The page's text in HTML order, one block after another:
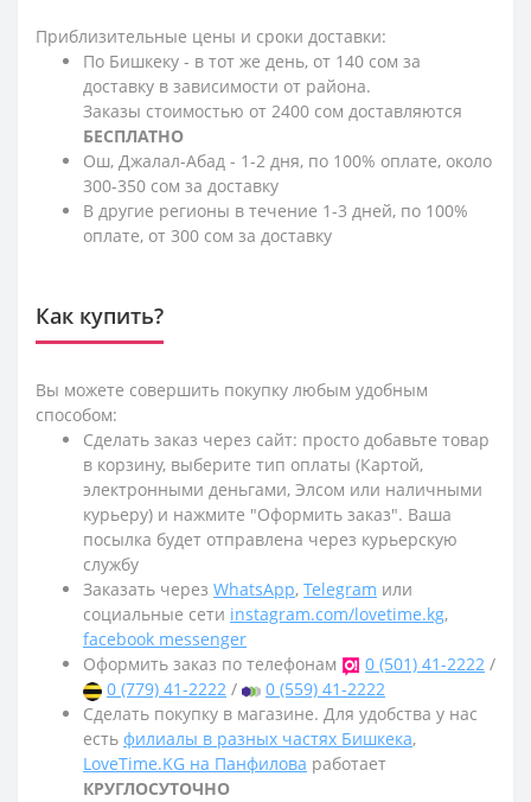
Приблизительные цены и сроки доставки:
По Бишкеку - в тот же день, от 140 сом за
доставку в зависимости от района.
Заказы стоимостью от 2400 сом доставляются
БЕСПЛАТНО
Ош, Джалал-Абад - 1-2 дня, по 100% оплате, около
300-350 сом за доставку
В другие регионы в течение 1-3 дней, по 100%
оплате, от 300 сом за доставку
Как купить?
Вы можете совершить покупку любым удобным
способом:
Сделать заказ через сайт: просто добавьте товар
в корзину, выберите тип оплаты (Картой,
электронными деньгами, Элсом или наличными
курьеру) и нажмите "Оформить заказ". Ваша
посылка будет отправлена через курьерскую
службу
Заказать через WhatsApp, Telegram или
социальные сети instagram.com/lovetime.kg,
facebook messenger
Оформить заказ по телефонам
0 (501) 41-2222 /
0 (779) 41-2222 /
0 (559) 41-2222
Сделать покупку в магазине. Для удобства у нас
есть филиалы в разных частях Бишкека,
LoveTime.KG на Панфилова работает
КРУГЛОСУТОЧНО